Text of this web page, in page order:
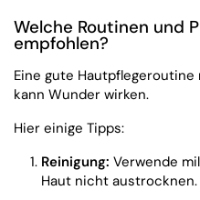
Welche Routinen und
empfohlen?
Eine gute
kann Wunder wirken.
Hier einige Tipps:
Reinigung: Verwende
Haut nicht austrocknen.